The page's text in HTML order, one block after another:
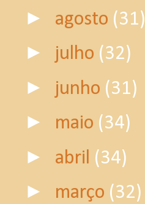
► agosto (31)
► julho (32)
► junho (31)
► maio (34)
► abril (34)
► março (32)